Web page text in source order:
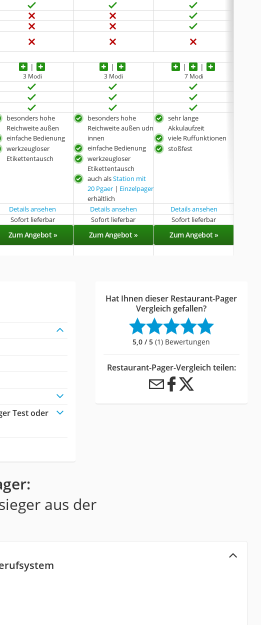
3 Modi 3 Modi 7 Modi
besonders hohe
Reichweite außen
einfache Bedienung
werkzeugloser
Etikettentausch
besonders hohe
Reichweite außen udn
innen
einfache Bedienung
werkzeugloser
Etikettentausch
auch alsStation mit
20 Pgaer| Einzelpager
erhältlich
sehr lange
Akkulaufzeit
viele Ruffunktionen
stoßfest
Details ansehen Details ansehen
Details ansehen
Sofort lieferbar Sofort lieferbar Sofort lieferbar
Zum Angebot » Zum Angebot » Zum Angebot »
Test oder
Hat Ihnen dieser Restaurant-Pager
Vergleich gefallen?
5,0 / 5 (1) Bewertungen
Restaurant-Pager-Vergleich teilen:
aus der